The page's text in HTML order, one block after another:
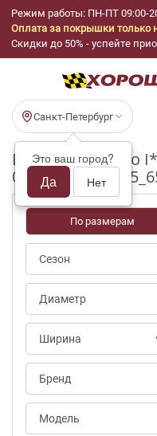
Режим работы: ПН-ПТ 09:00-
Оплата за покрышки
Скидки до 50% - успейте
Санкт-Петербург
Это ваш город?
Да Нет
Шины бу Kumho
0/notpct
По размерам